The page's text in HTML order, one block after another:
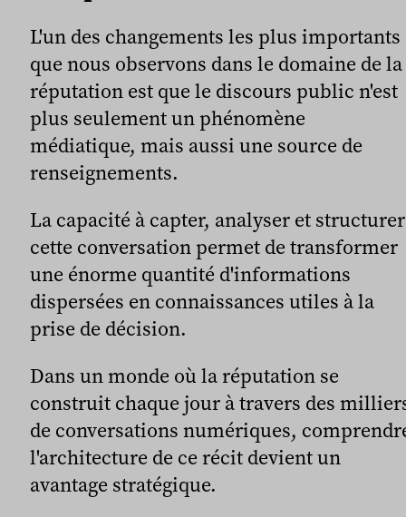
L'un des changements les plus importants
que nous observons dans le domaine de la
réputation est que le discours public n'est
plus seulement un phénomène
médiatique, mais aussi une source de
renseignements.
La capacité à capter, analyser et structurer
cette conversation permet de transformer
une énorme quantité d'informations
dispersées en connaissances utiles à la
prise de décision.
Dans un monde où la réputation se
construit chaque jour à travers des
de conversations numériques,
l'architecture de ce récit devient un
avantage stratégique.